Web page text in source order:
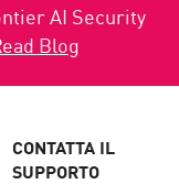
AI Security
Blog
CONTATTA IL
SUPPORTO